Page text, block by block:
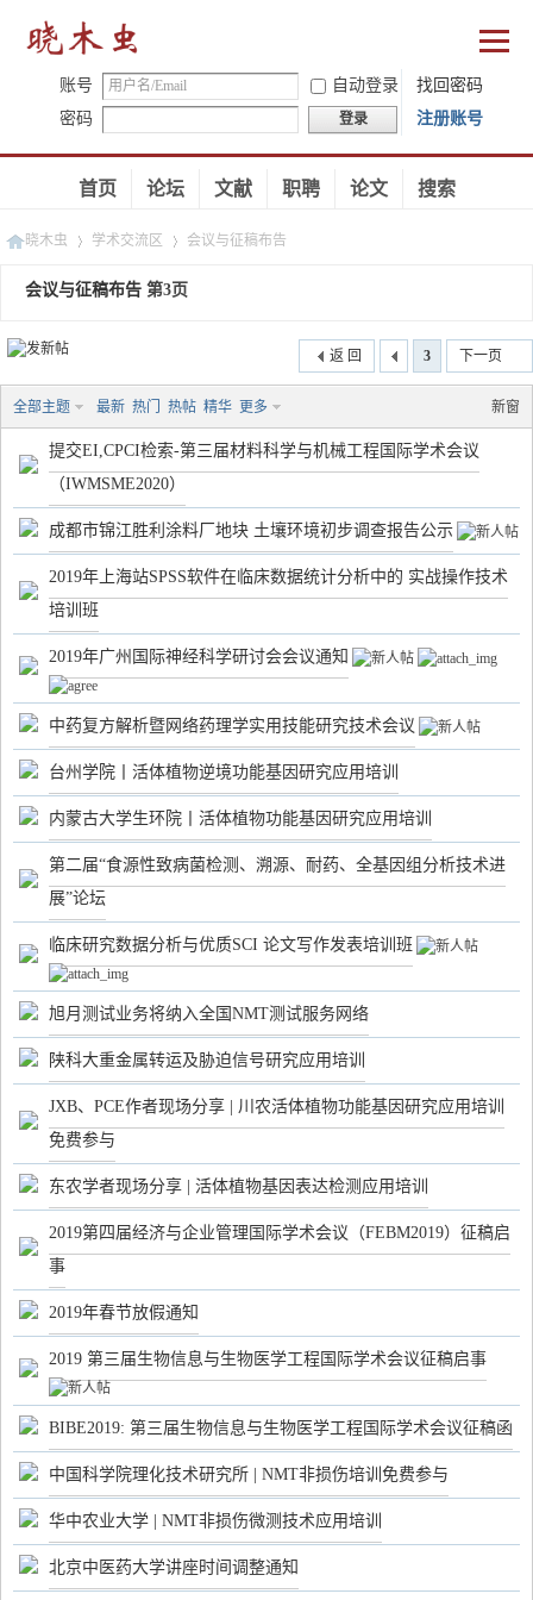
账号 自动登录
找回密码
密码
登录 注册账号
首页 论坛 文献 职聘 论文 搜索
晓木虫
›
学术交流区 会议与征稿布告
会议与征稿布告 第3页
3 下一页
返 回
新窗
全部主题 最新 热门 热帖 精华 更多
提交EI,CPCI检索-第三届材料科学与机械工程国际学术会议
（IWMSME2020）
成都市锦江胜利涂料厂地块 土壤环境初步调查报告公示
2019年上海站SPSS软件在临床数据统计分析中的 实战操作技术
培训班
2019年广州国际神经科学研讨会会议通知
中药复方解析暨网络药理学实用技能研究技术会议
台州学院丨活体植物逆境功能基因研究应用培训
内蒙古大学生环院丨活体植物功能基因研究应用培训
第二届“食源性致病菌检测、溯源、耐药、全基因组分析技术进
展”论坛
临床研究数据分析与优质SCI 论文写作发表培训班
旭月测试业务将纳入全国NMT测试服务网络
陕科大重金属转运及胁迫信号研究应用培训
JXB、PCE作者现场分享 | 川农活体植物功能基因研究应用培训
免费参与
东农学者现场分享 | 活体植物基因表达检测应用培训
2019第四届经济与企业管理国际学术会议（FEBM2019）征稿启
事
2019年春节放假通知
2019 第三届生物信息与生物医学工程国际学术会议征稿启事
BIBE2019: 第三届生物信息与生物医学工程国际学术会议征稿函
中国科学院理化技术研究所 | NMT非损伤培训免费参与
华中农业大学 | NMT非损伤微测技术应用培训
北京中医药大学讲座时间调整通知